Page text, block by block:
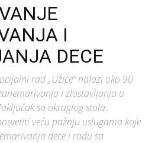
I
DECE
rad „Užice“ nalazi oko 90
i zlostavljanja u
sa okruglog stola:
veću pažnju uslugama koje
dece i radu sa